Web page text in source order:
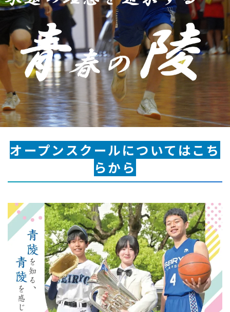
オープンスクールについてはこち
らから